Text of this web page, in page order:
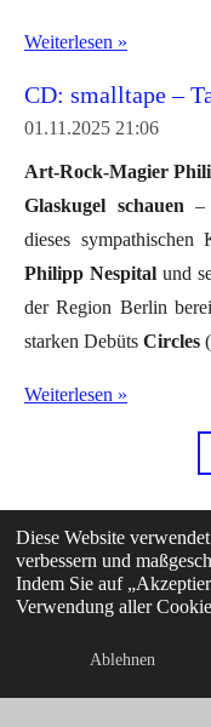
Diese Website
verbessern und
Indem Sie auf
Verwendung aller
Ablehnen
Weiterlesen »
CD: smalltape –
01.11.2025 21:06
Art-Rock-Magier
Glaskugel schauen –
dieses sympathischen
Philipp Nespitalund
der Region Berlin
starken Debüts Circles
Weiterlesen »
© 2026 Music-